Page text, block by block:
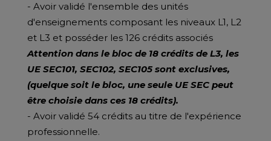
- Avoir validé l'ensemble des unités
d'enseignements composant les niveaux L1, L2
et L3 et posséder les 126 crédits associés
Attention dans le bloc de 18 crédits de L3, les
UE SEC101, SEC102, SEC105 sont exclusives,
(quelque soit le bloc, une seule UE SEC peut
être choisie dans ces 18 crédits).
- Avoir validé 54 crédits au titre de l'expérience
professionnelle.